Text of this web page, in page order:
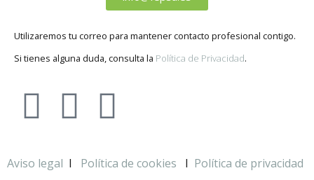
Utilizaremos tu correo para mantener contacto profesional contigo.
Si tienes alguna duda, consulta la Política de Privacidad.
Aviso legal I Política de cookies I Política de privacidad